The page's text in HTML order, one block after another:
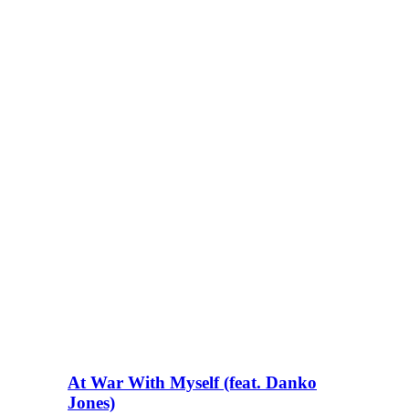
At War With Myself (feat. Danko
Jones)